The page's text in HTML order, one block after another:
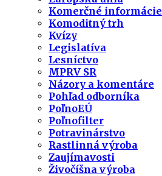
Komerčné informácie
Komoditný trh
Kvízy
Legislatíva
Lesníctvo
MPRV SR
Názory a komentáre
Pohľad odborníka
PoľnoEÚ
Poľnofilter
Potravinárstvo
Rastlinná výroba
Zaujímavosti
Živočíšna výroba